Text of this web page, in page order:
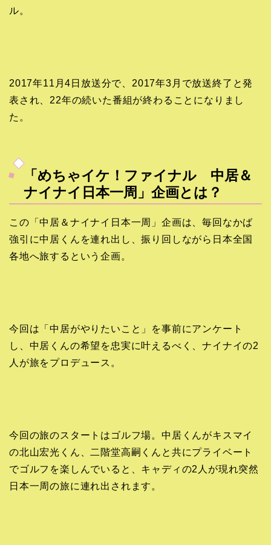
ル。
2017年11月4日放送分で、2017年3月で放送終了と発
表され、22年の続いた番組が終わることになりまし
た。
「めちゃイケ！ファイナル 中居＆
ナイナイ日本一周」企画とは？
この「中居＆ナイナイ日本一周」企画は、毎回なかば
強引に中居くんを連れ出し、振り回しながら日本全国
各地へ旅するという企画。
今回は「中居がやりたいこと」を事前にアンケート
し、中居くんの希望を忠実に叶えるべく、ナイナイの2
人が旅をプロデュース。
今回の旅のスタートはゴルフ場。中居くんがキスマイ
の北山宏光くん、二階堂高嗣くんと共にプライベート
でゴルフを楽しんでいると、キャディの2人が現れ突然
日本一周の旅に連れ出されます。